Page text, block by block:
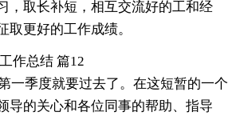
，取长补短，相互交流好的工和经
取更好的工作成绩。
总结 篇12
一季度就要过去了。在这短暂的一个
导的关心和各位同事的帮助、指导